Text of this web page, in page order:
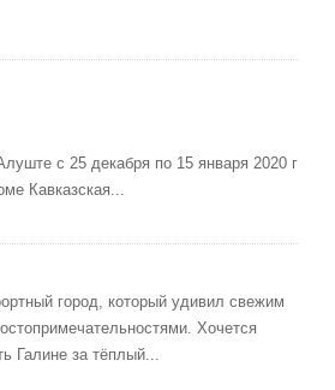
с 25 декабря по 15 января 2020 г
Кавказская...
город, который удивил свежим
Хочется
Галине за тёплый...